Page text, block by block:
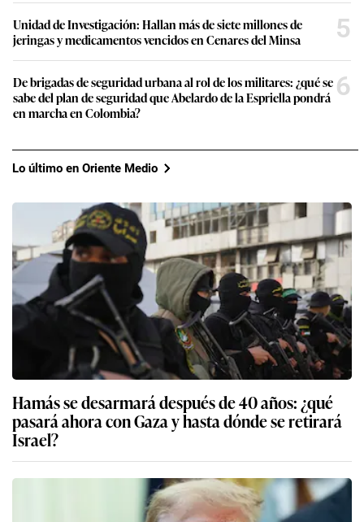
Unidad de Investigación: Hallan más de siete millones de
jeringas y medicamentos vencidos en Cenares del Minsa
5
De brigadas de seguridad urbana al rol de los militares: ¿qué se
sabe del plan de seguridad que Abelardo de la Espriella pondrá
en marcha en Colombia?
6
Lo último en Oriente Medio
Hamás se desarmará después de 40 años: ¿qué
pasará ahora con Gaza y hasta dónde se retirará
Israel?